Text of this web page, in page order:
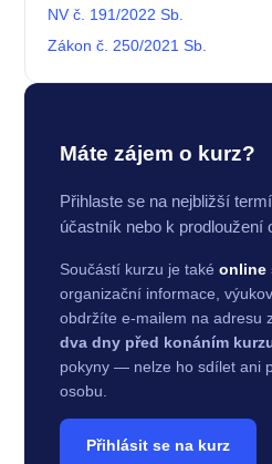
NV č. 191/2022 Sb.
Zákon č. 250/2021 Sb.
Máte zájem o kurz?
Přihlaste se na nejbližší
účastník nebo k prodloužení
Součástí kurzu je takéonline
organizační informace,
obdržíte e-mailem na adresu
dva dny před konáním
pokyny — nelze ho sdílet ani
osobu.
Přihlásit se na kurz